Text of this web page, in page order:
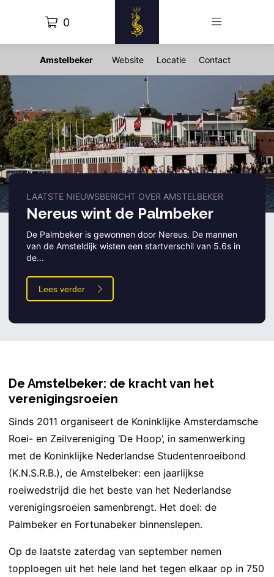
0
Amstelbeker Website Locatie Contact
LAATSTE NIEUWSBERICHT OVER AMSTELBEKER
Nereus wint de Palmbeker
De Palmbeker is gewonnen door Nereus. De mannen
van de Amsteldijk wisten een startverschil van 5.6s in
de…
Lees verder
De Amstelbeker: de kracht van het
verenigingsroeien
Sinds 2011 organiseert de Koninklijke Amsterdamsche
Roei- en Zeilvereniging ‘De Hoop’, in samenwerking
met de Koninklijke Nederlandse Studentenroeibond
(K.N.S.R.B.), de Amstelbeker: een jaarlijkse
roeiwedstrijd die het beste van het Nederlandse
verenigingsroeien samenbrengt. Het doel: de
Palmbeker en Fortunabeker binnenslepen.
Op de laatste zaterdag van september nemen
topploegen uit het hele land het tegen elkaar op in 750